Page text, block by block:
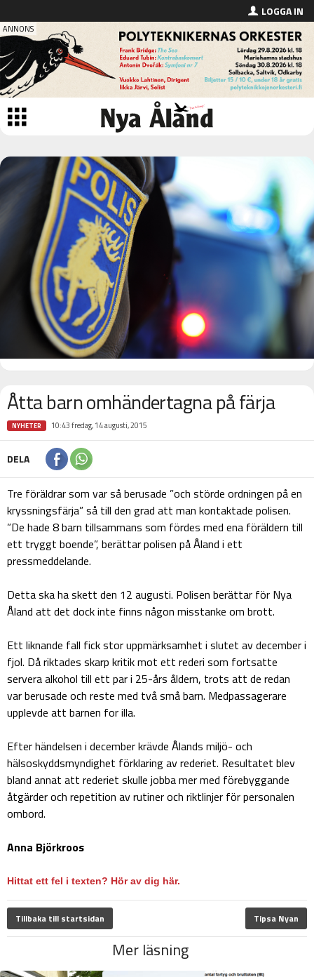
LOGGA IN
Åtta barn omhändertagna på färja
NYHETER 10:43 fredag, 14 augusti, 2015
DELA
Tre föräldrar som var så berusade ”och störde ordningen på en
kryssningsfärja” så till den grad att man kontaktade polisen.
”De hade 8 barn tillsammans som fördes med ena föräldern till
ett tryggt boende”, berättar polisen på Åland i ett
pressmeddelande.
Detta ska ha skett den 12 augusti. Polisen berättar för Nya
Åland att det dock inte finns någon misstanke om brott.
Ett liknande fall fick stor uppmärksamhet i slutet av december i
fjol. Då riktades skarp kritik mot ett rederi som fortsatte
servera alkohol till ett par i 25-års åldern, trots att de redan
var berusade och reste med två små barn. Medpassagerare
upplevde att barnen for illa.
Efter händelsen i december krävde Ålands miljö- och
hälsoskyddsmyndighet förklaring av rederiet. Resultatet blev
bland annat att rederiet skulle jobba mer med förebyggande
åtgärder och repetition av rutiner och riktlinjer för personalen
ombord.
Anna Björkroos
Hittat ett fel i texten? Hör av dig här.
Tillbaka till startsidan Tipsa Nyan
Mer läsning